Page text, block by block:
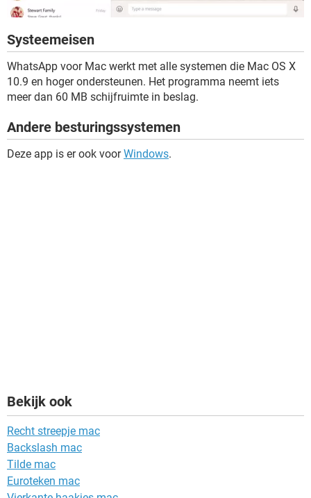
Systeemeisen
WhatsApp voor Mac werkt met alle systemen die Mac OS X
10.9 en hoger ondersteunen. Het programma neemt iets
meer dan 60 MB schijfruimte in beslag.
Andere besturingssystemen
Deze app is er ook voorWindows.
Bekijk ook
Recht streepje mac
Backslash mac
Tilde mac
Euroteken mac